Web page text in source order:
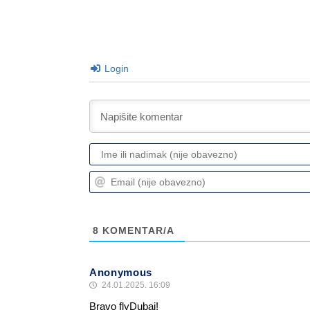
Login
8 KOMENTAR/A
Anonymous
24.01.2025. 16:09
Bravo flyDubai!